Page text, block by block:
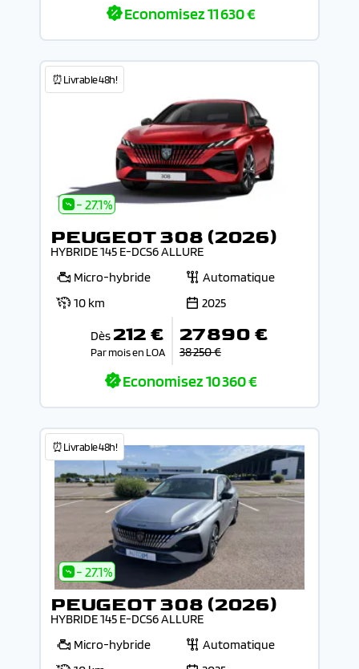
Economisez11 630 €
⏰Livrable 48h!
- 27.1%
PEUGEOT 308 (2026)
HYBRIDE 145 E-DCS6 ALLURE
Micro-hybride
Automatique
10 km
2025
Dès 212 €
Par mois en LOA
27 890 €
38 250 €
Economisez10 360 €
⏰Livrable 48h!
- 27.1%
PEUGEOT 308 (2026)
HYBRIDE 145 E-DCS6 ALLURE
Micro-hybride
Automatique